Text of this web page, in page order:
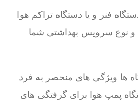
فنر و یا دستگاه تراکم هوا
و نوع سرویس بهداشتی شما
ها ویژگی های منحصر به فرد
پمپ هوا برای گرفتگی های